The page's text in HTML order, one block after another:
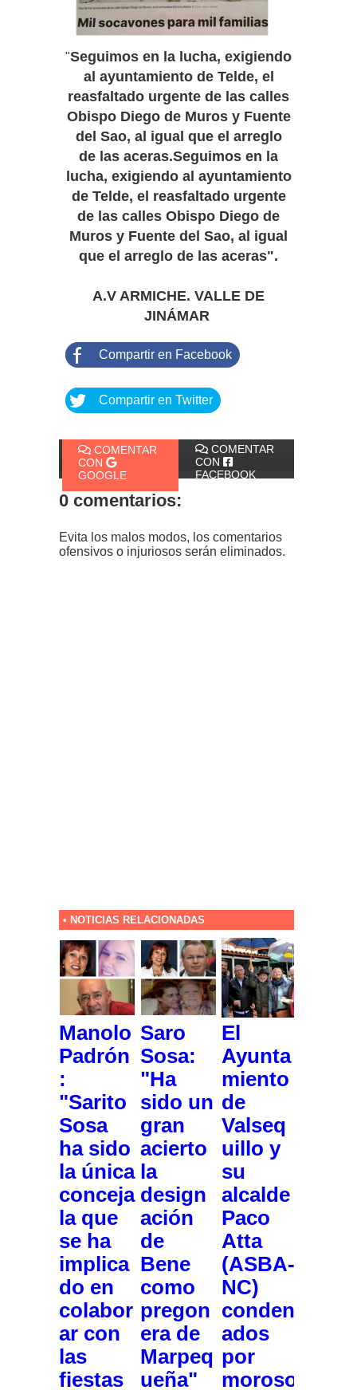
"Seguimos en la lucha, exigiendo
al ayuntamiento de Telde, el
reasfaltado urgente de las calles
Obispo Diego de Muros y Fuente
del Sao, al igual que el arreglo
de las aceras.Seguimos en la
lucha, exigiendo al ayuntamiento
de Telde, el reasfaltado urgente
de las calles Obispo Diego de
Muros y Fuente del Sao, al igual
que el arreglo de las aceras".
A.V ARMICHE. VALLE DE
JINÁMAR
Compartir en Facebook
Compartir en Twitter
COMENTAR
CON
GOOGLE
COMENTAR
CON
FACEBOOK
0 comentarios:
Evita los malos modos, los comentarios
ofensivos o injuriosos serán eliminados.
• NOTICIAS RELACIONADAS
Manolo
Padrón
:
"Sarito
Sosa
ha sido
la única
conceja
la que
se ha
implica
do en
colabor
ar con
las
fiestas
Saro
Sosa:
"Ha
sido un
gran
acierto
la
design
ación
de
Bene
como
pregon
era de
Marpeq
ueña"
El
Ayunta
miento
de
Valseq
uillo y
su
alcalde
Paco
Atta
(ASBA-
NC)
conden
ados
por
moroso